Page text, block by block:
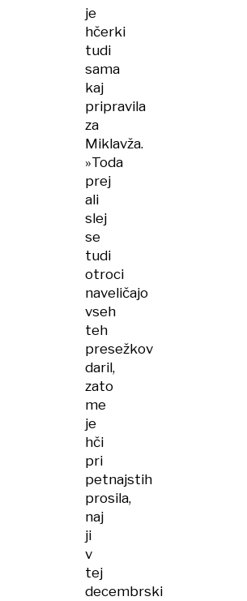
je
hčerki
tudi
sama
kaj
pripravila
za
Miklavža.
»Toda
prej
ali
slej
se
tudi
otroci
naveličajo
vseh
teh
presežkov
daril,
zato
me
je
hči
pri
petnajstih
prosila,
naj
ji
v
tej
decembrski